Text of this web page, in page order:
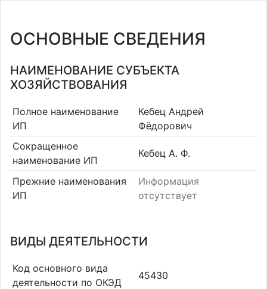
ОСНОВНЫЕ СВЕДЕНИЯ
НАИМЕНОВАНИЕ СУБЪЕКТА
ХОЗЯЙСТВОВАНИЯ
Полное наименование
ИП
Кебец Андрей
Фёдорович
Сокращенное
наименование ИП
Кебец А. Ф.
Прежние наименования
ИП
Информация
отсутствует
ВИДЫ ДЕЯТЕЛЬНОСТИ
Код основного вида
деятельности по ОКЭД
45430